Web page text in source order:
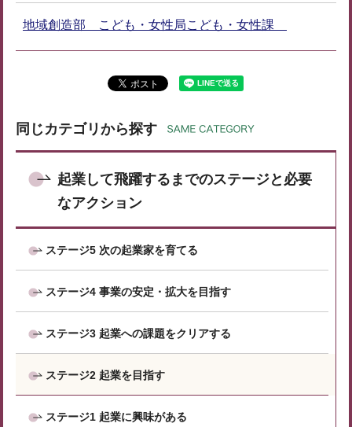
地域創造部 こども・女性局こども・女性課
同じカテゴリから探す
起業して飛躍するまでのステージと必要
なアクション
ステージ5 次の起業家を育てる
ステージ4 事業の安定・拡大を目指す
ステージ3 起業への課題をクリアする
ステージ2 起業を目指す
ステージ1 起業に興味がある